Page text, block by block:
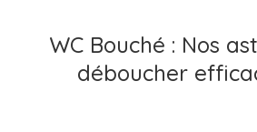
WC Bouché : Nos
déboucher